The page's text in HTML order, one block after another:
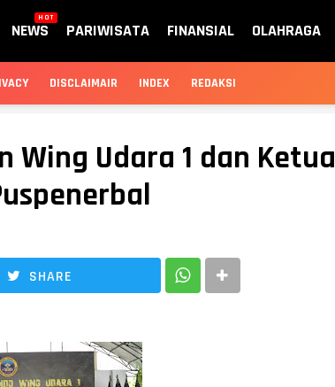
NEWS
HOT
PARIWISATA FINANSIAL OLAHRAGA
DISCLAIMAIR INDEX REDAKSI
Wing Udara 1 dan Ketua
SHARE